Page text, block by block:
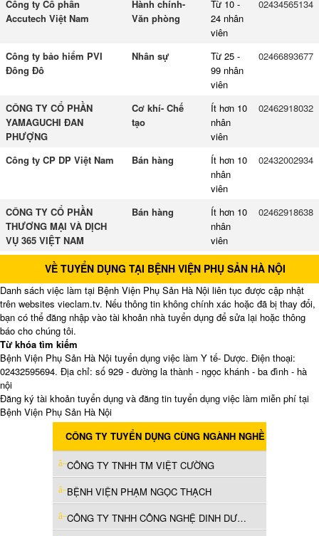
Công ty Cổ phần
Accutech Việt Nam
Hành chính-
Văn phòng
Từ 10 -
24 nhân
viên
02434565134
Công ty bảo hiểm PVI
Đông Đô
Nhân sự
Từ 25 -
99 nhân
viên
02466893677
CÔNG TY CỔ PHẦN
YAMAGUCHI ĐAN
PHƯỢNG
Cơ khí- Chế
tạo
Ít hơn 10
nhân
viên
02462918032
Công ty CP DP Việt Nam Bán hàng
Ít hơn 10
nhân
viên
02432002934
CÔNG TY CỔ PHẦN
THƯƠNG MẠI VÀ DỊCH
VỤ 365 VIỆT NAM
Bán hàng
Ít hơn 10
nhân
viên
02462918638
VỀ TUYỂN DỤNG TẠI BỆNH VIỆN PHỤ SẢN HÀ NỘI
Danh sách việc làm tại Bệnh Viện Phụ Sản Hà Nội liên tục được cập nhật
trên websites vieclam.tv. Nếu thông tin không chính xác hoặc đã bị thay đổi,
bạn có thể đăng nhập vào tài khoản nhà tuyển dụng để sửa lại hoặc thông
báo cho chúng tôi.
Từ khóa tìm kiếm
Bệnh Viện Phụ Sản Hà Nội tuyển dụng việc làm Y tế- Dược. Điện thoại:
02432595694. Địa chỉ: số 929 - đường la thành - ngọc khánh - ba đình - hà
nội
Đăng ký tài khoản tuyển dụng và đăng tin tuyển dụng việc làm miễn phí tại
Bệnh Viện Phụ Sản Hà Nội
CÔNG TY TUYỂN DỤNG CÙNG NGÀNH NGHỀ
CÔNG TY TNHH TM VIỆT CƯỜNG
BỆNH VIỆN PHẠM NGỌC THẠCH
CÔNG TY TNHH CÔNG NGHỆ DINH DƯỠNG WINCO